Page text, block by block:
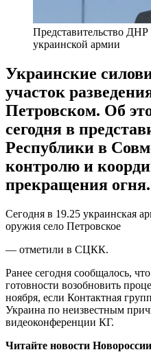
Представительство
украинской армии
Украинские
участок
Петровском. Об
сегодня в
Республики в
контролю и
прекращения огня.
Сегодня в 19.25 украинская
оружия село Петровское
— отметили в СЦКК.
Ранее сегодня сообщалось,
готовности возобновить
ноября, если Контактная
Украина по неизвестным
видеоконференции КГ.
Читайте новости Новороссии